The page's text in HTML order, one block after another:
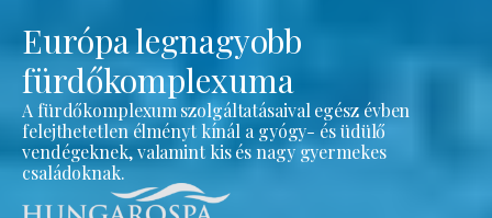
Európa legnagyobb
fürdőkomplexuma
A fürdőkomplexum szolgáltatásaival egész évben
felejthetetlen élményt kínál a gyógy- és üdülő
vendégeknek, valamint kis és nagy gyermekes
családoknak.